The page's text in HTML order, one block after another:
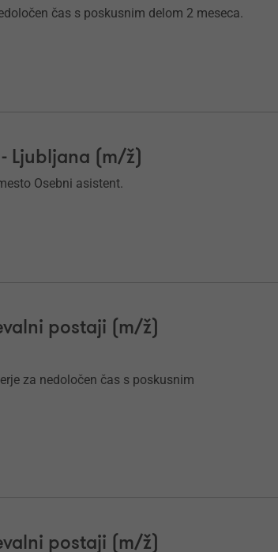
čas s poskusnim delom 2 meseca.
Ljubljana (m/ž)
Osebni asistent.
postaji (m/ž)
za nedoločen čas s poskusnim
postaji (m/ž)